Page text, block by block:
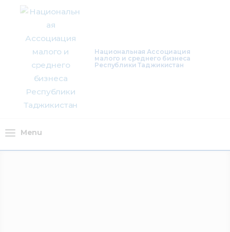
Национальная Ассоциация
малого и среднего бизнеса
Республики Таджикистан
Menu
О нас
Деятельность
Проекты
Членство
Инфоресурсы